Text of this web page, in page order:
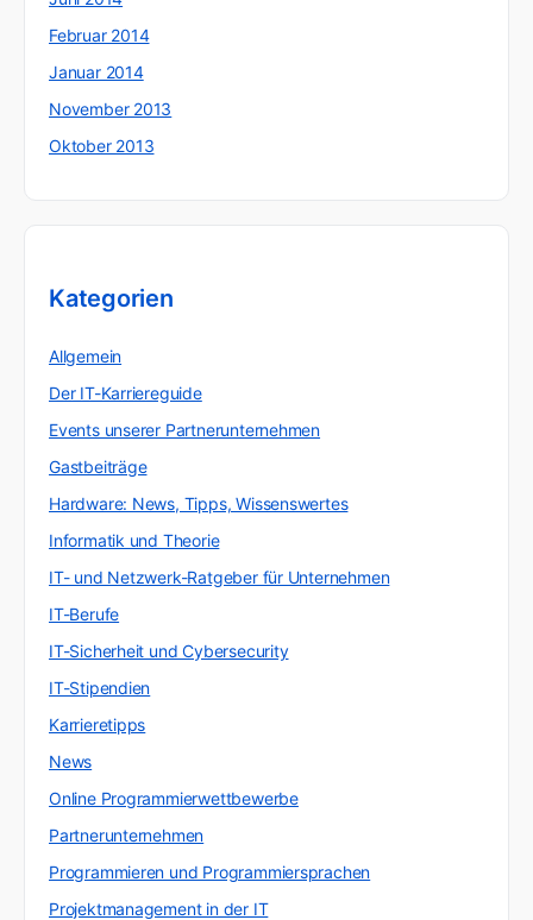
Februar 2014
Januar 2014
November 2013
Oktober 2013
Kategorien
Allgemein
Der IT-Karriereguide
Events unserer Partnerunternehmen
Gastbeiträge
Hardware: News, Tipps, Wissenswertes
Informatik und Theorie
IT- und Netzwerk-Ratgeber für Unternehmen
IT-Berufe
IT-Sicherheit und Cybersecurity
IT-Stipendien
Karrieretipps
News
Online Programmierwettbewerbe
Partnerunternehmen
Programmieren und Programmiersprachen
Projektmanagement in der IT